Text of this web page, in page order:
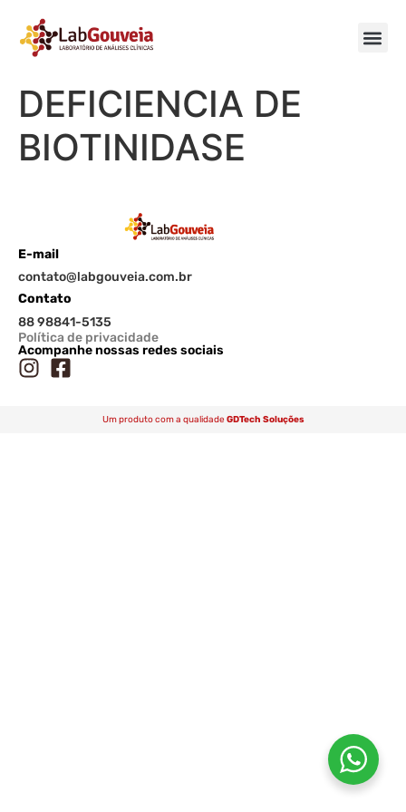
DEFICIENCIA DE
BIOTINIDASE
E-mail
contato@labgouveia.com.br
Contato
88 98841-5135
Política de privacidade
Acompanhe nossas redes sociais
Um produto com a qualidade GDTech Soluções